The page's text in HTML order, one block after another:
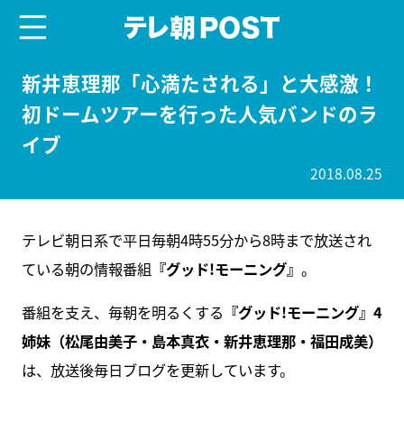
新井恵理那「心満たされる」と大感激！
初ドームツアーを行った人気バンドのラ
イブ
2018.08.25
テレビ朝日系で平日毎朝4時55分から8時まで放送され
ている朝の情報番組 『グッド!モーニング』 。
番組を支え、毎朝を明るくする 『グッド!モーニング』4
姉妹（松尾由美子・島本真衣・新井恵理那・福田成美）
は、放送後毎日ブログを更新しています。